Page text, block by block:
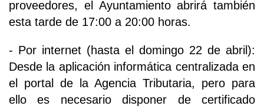
proveedores, el Ayuntamiento abrirá también
esta tarde de 17:00 a 20:00 horas.
- Por internet (hasta el domingo 22 de abril):
Desde la aplicación informática centralizada en
el portal de la Agencia Tributaria, pero para
ello es necesario disponer de certificado